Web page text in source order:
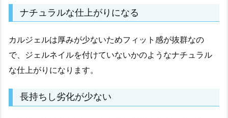
ナチュラルな仕上がりになる
カルジェルは厚みが少ないためフィット感が抜群なの
で、ジェルネイルを付けていないかのようなナチュラル
な仕上がりになります。
長持ちし劣化が少ない